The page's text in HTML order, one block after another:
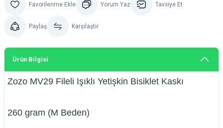
Yorum Yaz Tavsiye Et
Paylaş Karşılaştır
Ürün Bilgisi
Zozo MV29 Fileli Işıklı Yetişkin Bisiklet Kaskı
260 gram (M Beden)